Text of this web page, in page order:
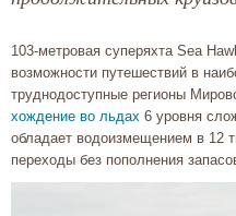
103-метровая суперяхта Sea
возможности путешествий в
труднодоступные регионы
хождение во льдах 6 уровня
обладает водоизмещением в 12
переходы без пополнения